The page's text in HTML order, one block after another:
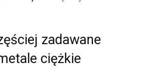
zadawane
ciężkie